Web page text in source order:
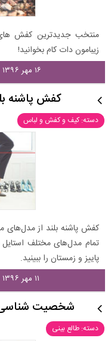
منتخب جدیدترین کفش های
زیبامون دات کام بخوانید!
۱۶ مهر ۱۳۹۶ - ۱۷:۳۳
کفش پاشنه
دسته: کیف و کفش و لباس
کفش پاشنه بلند از مدل‌های
تمام مدل‌های مختلف
پاییز و زمستان را ببینید.
۱۱ مهر ۱۳۹۶ - ۱۶:۴۴
شخصیت شناسی،
دسته: طالع بینی